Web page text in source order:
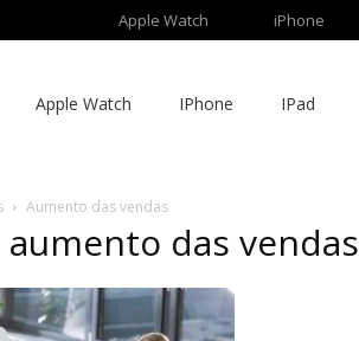
Apple Watch iPhone
Apple Watch IPhone IPad
Aumento das vendas
das vendas